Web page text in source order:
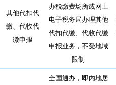
其他代扣代
缴、代收代
缴申报
办税缴费场所或网上
电子税务局办理其他
代扣代缴、代收代缴
申报业务，不受地域
限制
全国通办，即内地居